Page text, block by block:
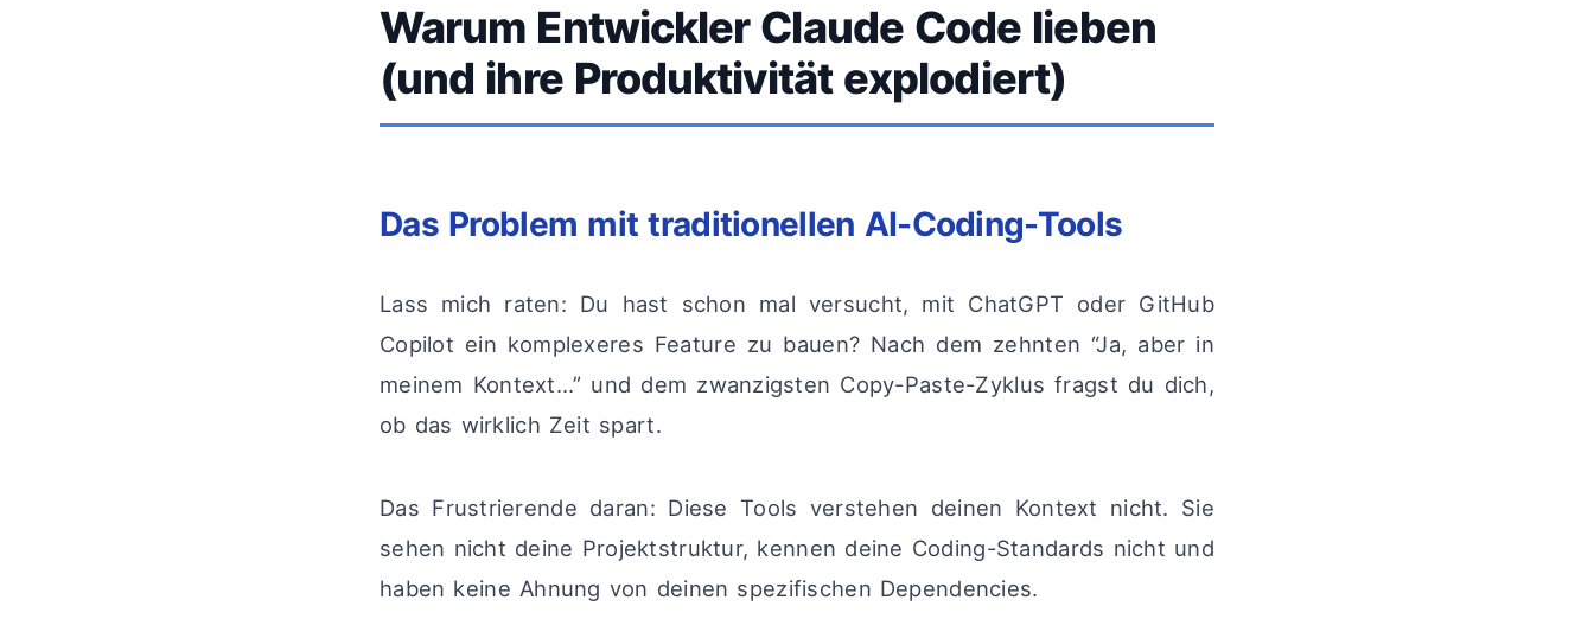
Warum Entwickler Claude Code lieben
(und ihre Produktivität explodiert)
Das Problem mit traditionellen AI-Coding-Tools
Lass mich raten: Du hast schon mal versucht, mit ChatGPT oder GitHub
Copilot ein komplexeres Feature zu bauen? Nach dem zehnten “Ja, aber in
meinem Kontext…” und dem zwanzigsten Copy-Paste-Zyklus fragst du dich,
ob das wirklich Zeit spart.
Das Frustrierende daran: Diese Tools verstehen deinen Kontext nicht. Sie
sehen nicht deine Projektstruktur, kennen deine Coding-Standards nicht und
haben keine Ahnung von deinen spezifischen Dependencies.